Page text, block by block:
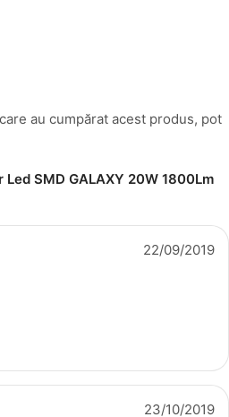
Led SMD GALAXY 20W 1800Lm
22/09/2019
23/10/2019
au cumpărat acest produs, pot